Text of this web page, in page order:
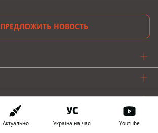
ПРЕДЛОЖИТЬ НОВОСТЬ
Актуально Україна на часі Youtube